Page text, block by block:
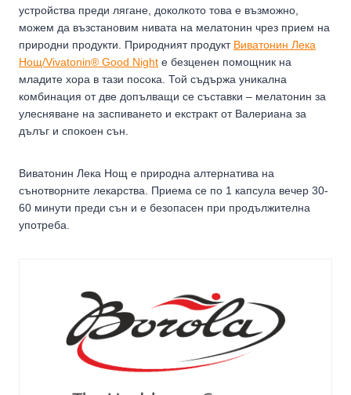
устройства преди лягане, доколкото това е възможно,
можем да възстановим нивата на мелатонин чрез прием на
природни продукти. Природният продукт Виватонин Лека
Нощ/Vivatonin® Good Night е безценен помощник на
младите хора в тази посока. Той съдържа уникална
комбинация от две допълващи се съставки – мелатонин за
улесняване на заспиването и екстракт от Валериана за
дълъг и спокоен сън.
Виватонин Лека Нощ е природна алтернатива на
сънотворните лекарства. Приема се по 1 капсула вечер 30-
60 минути преди сън и е безопасен при продължителна
употреба.